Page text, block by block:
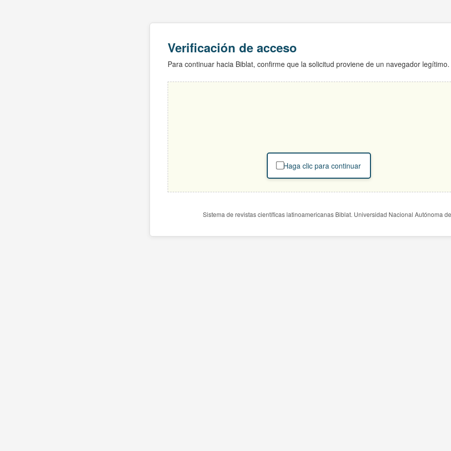
Verificación de acceso
Para continuar hacia Biblat, confirme que la solicitud proviene de un navegador legítimo.
Haga clic para continuar
Sistema de revistas científicas latinoamericanas Biblat. Universidad Nacional Autónoma